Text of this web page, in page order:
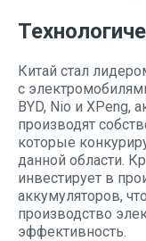
Китай стал
с
BYD, Nio и XPeng,
производят
которые
данной области.
инвестирует в
аккумуляторов,
производство
эффективность.